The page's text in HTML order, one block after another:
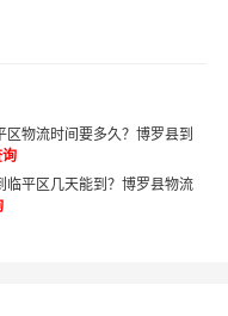
区物流时间要多久？ 博罗县到
平区几天能到？ 博罗县物流